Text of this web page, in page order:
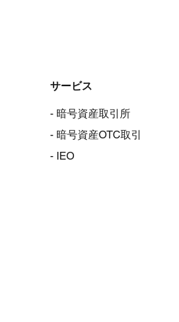
サービス
- 暗号資産取引所
- 暗号資産OTC取引
- IEO